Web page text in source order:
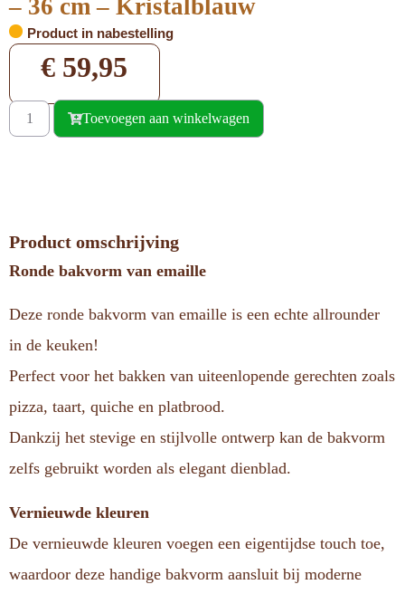
– 36 cm – Kristalblauw
Product in nabestelling
€ 59,95
Toevoegen aan winkelwagen
Product omschrijving
Ronde bakvorm van emaille
Deze ronde bakvorm van emaille is een echte allrounder
in de keuken!
Perfect voor het bakken van uiteenlopende gerechten zoals
pizza, taart, quiche en platbrood.
Dankzij het stevige en stijlvolle ontwerp kan de bakvorm
zelfs gebruikt worden als elegant dienblad.
Vernieuwde kleuren
De vernieuwde kleuren voegen een eigentijdse touch toe,
waardoor deze handige bakvorm aansluit bij moderne